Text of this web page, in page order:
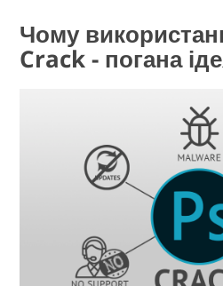
Чому
Crack - погана